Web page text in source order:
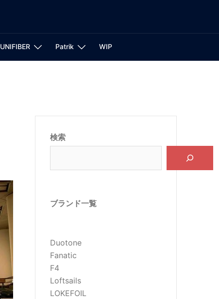
UNIFIBER Patrik WIP
検索
ブランド一覧
Duotone
Fanatic
F4
Loftsails
LOKEFOIL